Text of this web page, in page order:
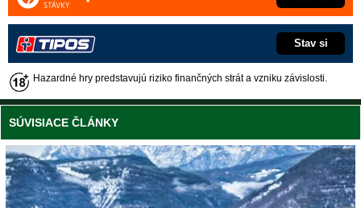
Stav si
Hazardné hry predstavujú riziko finančných strát a vzniku závislosti.
SÚVISIACE ČLÁNKY